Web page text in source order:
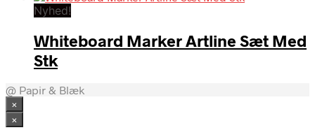
Nyhed!
Whiteboard Marker Artline Sæt Med
Stk
@ Papir & Blæk
×
×